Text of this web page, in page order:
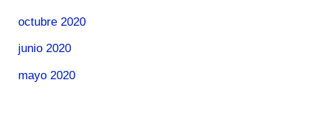
octubre 2020
junio 2020
mayo 2020